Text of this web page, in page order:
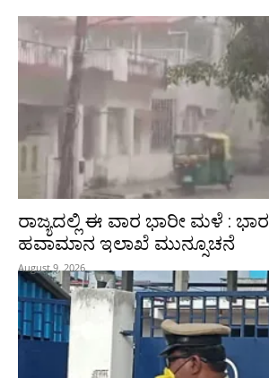
ರಾಜ್ಯದಲ್ಲಿ ಈ ವಾರ ಭಾರೀ ಮಳೆ :
ಹವಾಮಾನ ಇಲಾಖೆ ಮುನ್ಸೂಚನೆ
August 9, 2026